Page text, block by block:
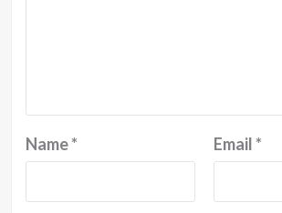
Name* Email*